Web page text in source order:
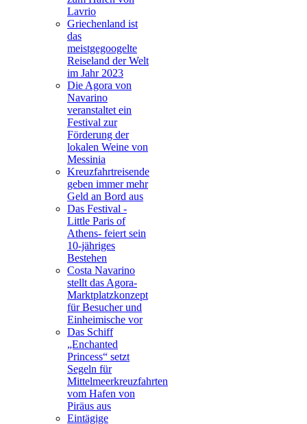
Lavrio
Griechenland ist
das
meistgegoogelte
Reiseland der Welt
im Jahr 2023
Die Agora von
Navarino
veranstaltet ein
Festival zur
Förderung der
lokalen Weine von
Messinia
Kreuzfahrtreisende
geben immer mehr
Geld an Bord aus
Das Festival -
Little Paris of
Athens- feiert sein
10-jähriges
Bestehen
Costa Navarino
stellt das Agora-
Marktplatzkonzept
für Besucher und
Einheimische vor
Das Schiff
„Enchanted
Princess“ setzt
Segeln für
Mittelmeerkreuzfahrten
vom Hafen von
Piräus aus
Eintägige